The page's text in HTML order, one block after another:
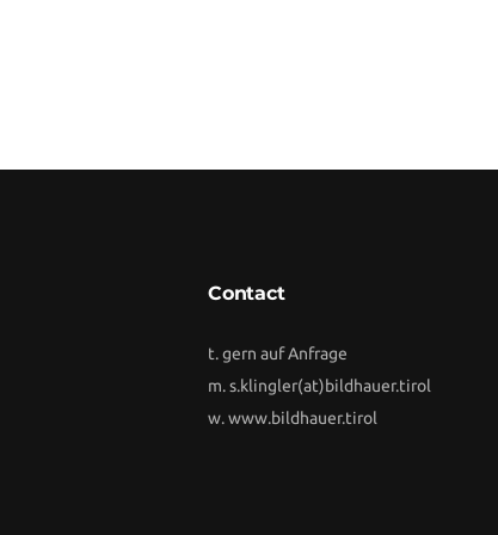
Contact
t. gern auf Anfrage
m.s.klingler(at)bildhauer.tirol
w.www.bildhauer.tirol